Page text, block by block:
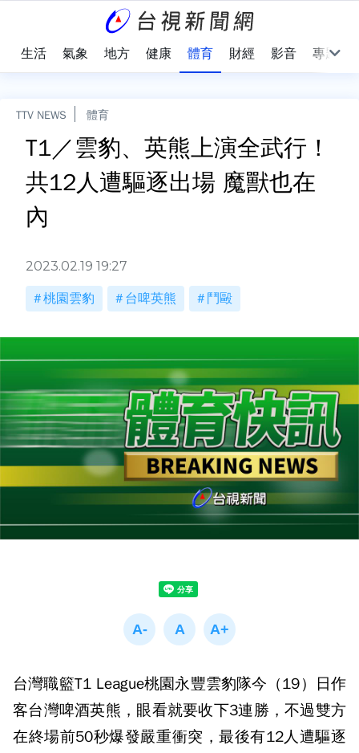
生活 氣象 地方 健康 體育 財經 影音 專題
TTV NEWS 體育
T1／雲豹、英熊上演全武行！
共12人遭驅逐出場 魔獸也在
內
2023.02.19 19:27
桃園雲豹 台啤英熊 鬥毆
台灣職籃T1 League桃園永豐雲豹隊今（19）日作
客台灣啤酒英熊，眼看就要收下3連勝，不過雙方
在終場前50秒爆發嚴重衝突，最後有12人遭驅逐